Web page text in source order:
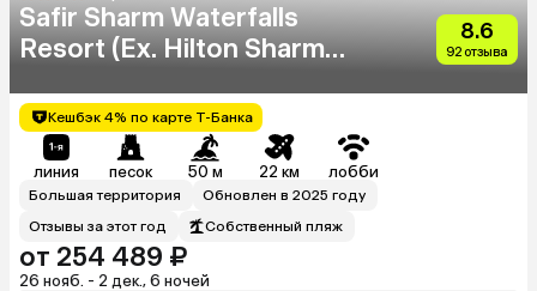
Safir Sharm Waterfalls
Resort (Ex. Hilton Sharm
8.6
92 отзыва
Кешбэк 4% по карте Т-Банка
линия песок 50 м 22 км лобби
Большая территория
Обновлен в 2025 году
Отзывы за этот год
Собственный пляж
от 254 489 ₽
26 нояб. - 2 дек., 6 ночей